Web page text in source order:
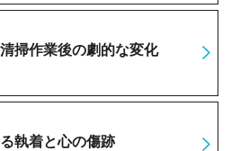
掃作業後の劇的な変化
執着と心の傷跡